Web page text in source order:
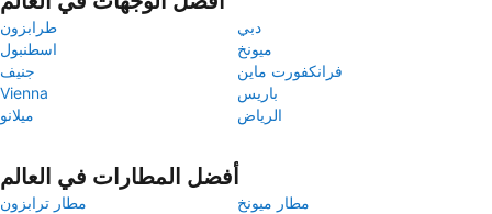
طرابزون
دبي
اسطنبول
ميونخ
جنيف
فرانكفورت ماين
Vienna
باريس
ميلانو
الرياض
أفضل المطارات في العالم
مطار ترابزون
مطار ميونخ